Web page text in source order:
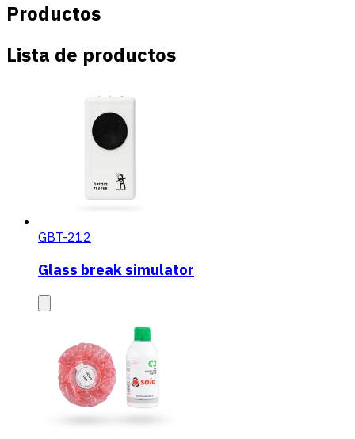
Productos
Lista de productos
GBT-212
Glass break simulator